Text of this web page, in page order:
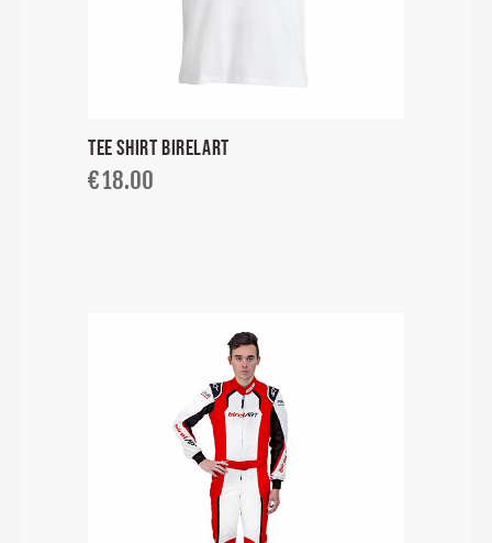
TEE SHIRT BIRELART
€18.00